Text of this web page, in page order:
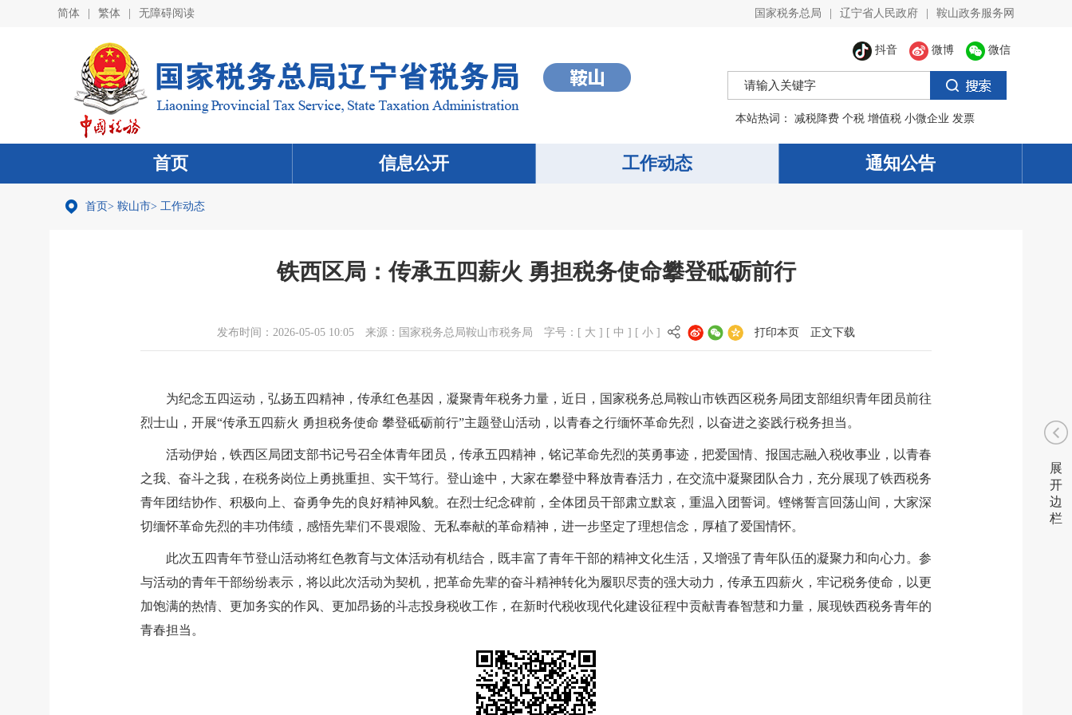
简体 繁体 无障碍阅读 国家税务总局 辽宁省人民政府 鞍山政务服务网
抖音 微博 微信
本站热词： 减税降费 个税 增值税 小微企业 发票
首页 信息公开 工作动态 通知公告
首页> 鞍山市> 工作动态
铁西区局：传承五四薪火 勇担税务使命攀登砥砺前行
发布时间：2026-05-05 10:05 来源： 国家税务总局鞍山市税务局 字号：[ 大 ] [ 中 ] [ 小 ] 打印本页 正文下载
为纪念五四运动，弘扬五四精神，传承红色基因，凝聚青年税务力量，近日，国家税务总局鞍山市铁西区税务局团支部组织青年团员前往
烈士山，开展“传承五四薪火 勇担税务使命 攀登砥砺前行”主题登山活动，以青春之行缅怀革命先烈，以奋进之姿践行税务担当。
活动伊始，铁西区局团支部书记号召全体青年团员，传承五四精神，铭记革命先烈的英勇事迹，把爱国情、报国志融入税收事业，以青春
之我、奋斗之我，在税务岗位上勇挑重担、实干笃行。登山途中，大家在攀登中释放青春活力，在交流中凝聚团队合力，充分展现了铁西税务
青年团结协作、积极向上、奋勇争先的良好精神风貌。在烈士纪念碑前，全体团员干部肃立默哀，重温入团誓词。铿锵誓言回荡山间，大家深
切缅怀革命先烈的丰功伟绩，感悟先辈们不畏艰险、无私奉献的革命精神，进一步坚定了理想信念，厚植了爱国情怀。
此次五四青年节登山活动将红色教育与文体活动有机结合，既丰富了青年干部的精神文化生活，又增强了青年队伍的凝聚力和向心力。参
与活动的青年干部纷纷表示，将以此次活动为契机，把革命先辈的奋斗精神转化为履职尽责的强大动力，传承五四薪火，牢记税务使命，以更
加饱满的热情、更加务实的作风、更加昂扬的斗志投身税收工作，在新时代税收现代化建设征程中贡献青春智慧和力量，展现铁西税务青年的
青春担当。
展
开
边
栏